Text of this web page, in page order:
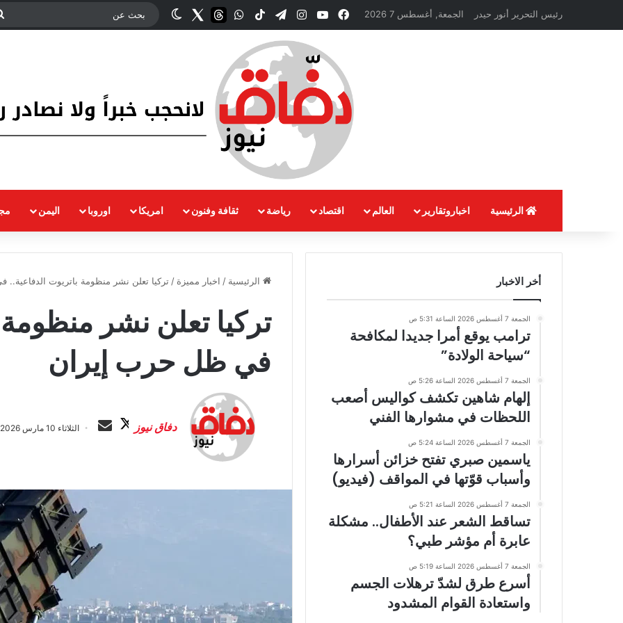
رئيس التحرير أنور حيدر الجمعة, أغسطس 7 2026 فيسبوك‫YouTubeانستقرام
تيلقرام ‫TikTokواتسابthreads
Twitterالوضع المظلم
الرئيسية اخباروتقارير العالم اقتصاد رياضة ثقافة وفنون امريكا اوروبا اليمن
الرئيسية / اخبار مميزة / تركيا تعلن نشر منظومة باتريوت
تركيا تعلن نشر منظومة
في ظل حرب إيران
دفاق نيوز
ا
ب
ل
ر
إ
ت
الثلاثاء 10 مارس 2026 الساعة 1:51 م
أخر الاخبار
الجمعة 7 أغسطس 2026 الساعة 5:31 ص
ترامب يوقع أمرا جديدا لمكافحة
“سياحة الولادة”
الجمعة 7 أغسطس 2026 الساعة 5:26 ص
إلهام شاهين تكشف كواليس أصعب
اللحظات في مشوارها الفني
الجمعة 7 أغسطس 2026 الساعة 5:24 ص
ياسمين صبري تفتح خزائن أسرارها
وأسباب قوّتها في المواقف (فيديو)
الجمعة 7 أغسطس 2026 الساعة 5:21 ص
تساقط الشعر عند الأطفال.. مشكلة
عابرة أم مؤشر طبي؟
الجمعة 7 أغسطس 2026 الساعة 5:19 ص
أسرع طرق لشدّ ترهلات الجسم
واستعادة القوام المشدود